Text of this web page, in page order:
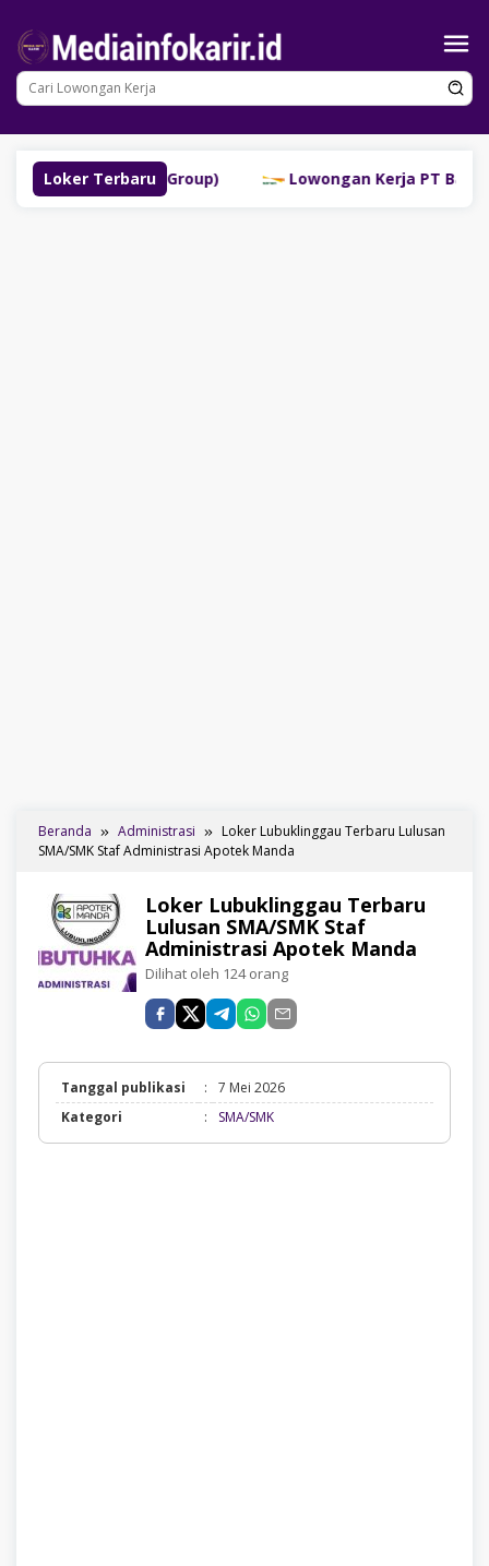
konten
Loker Terbaru
(SM Group) Lowongan Kerja PT Bank
Beranda Administrasi
Loker Lubuklinggau Terbaru Lulusan
SMA/SMK Staf Administrasi Apotek Manda
Loker Lubuklinggau Terbaru
Lulusan SMA/SMK Staf
Administrasi Apotek Manda
Dilihat oleh 124 orang
Tanggal publikasi :
7 Mei 2026
Kategori
: SMA/SMKSMA/SMK